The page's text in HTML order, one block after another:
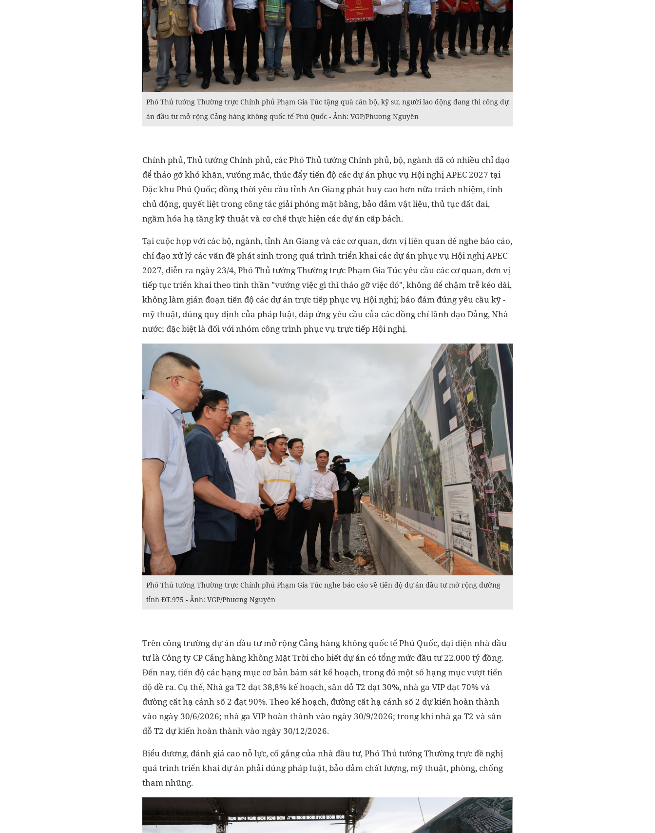
Phó Thủ tướng Thường trực Chính phủ Phạm Gia Túc tặng quà cán bộ, kỹ sư, người lao động đang thi công dự
án đầu tư mở rộng Cảng hàng không quốc tế Phú Quốc - Ảnh: VGP/Phương Nguyên
Chính phủ, Thủ tướng Chính phủ, các Phó Thủ tướng Chính phủ, bộ, ngành đã có nhiều chỉ đạo
để tháo gỡ khó khăn, vướng mắc, thúc đẩy tiến độ các dự án phục vụ Hội nghị APEC 2027 tại
Đặc khu Phú Quốc; đồng thời yêu cầu tỉnh An Giang phát huy cao hơn nữa trách nhiệm, tính
chủ động, quyết liệt trong công tác giải phóng mặt bằng, bảo đảm vật liệu, thủ tục đất đai,
ngầm hóa hạ tầng kỹ thuật và cơ chế thực hiện các dự án cấp bách.
Tại cuộc họp với các bộ, ngành, tỉnh An Giang và các cơ quan, đơn vị liên quan để nghe báo cáo,
chỉ đạo xử lý các vấn đề phát sinh trong quá trình triển khai các dự án phục vụ Hội nghị APEC
2027, diễn ra ngày 23/4, Phó Thủ tướng Thường trực Phạm Gia Túc yêu cầu các cơ quan, đơn vị
tiếp tục triển khai theo tinh thần "vướng việc gì thì tháo gỡ việc đó", không để chậm trễ kéo dài,
không làm gián đoạn tiến độ các dự án trực tiếp phục vụ Hội nghị; bảo đảm đúng yêu cầu kỹ -
mỹ thuật, đúng quy định của pháp luật, đáp ứng yêu cầu của các đồng chí lãnh đạo Đảng, Nhà
nước; đặc biệt là đối với nhóm công trình phục vụ trực tiếp Hội nghị.
Phó Thủ tướng Thường trực Chính phủ Phạm Gia Túc nghe báo cáo về tiến độ dự án đầu tư mở rộng đường
tỉnh ĐT.975 - Ảnh: VGP/Phương Nguyên
Trên công trường dự án đầu tư mở rộng Cảng hàng không quốc tế Phú Quốc, đại diện nhà đầu
tư là Công ty CP Cảng hàng không Mặt Trời cho biết dự án có tổng mức đầu tư 22.000 tỷ đồng.
Đến nay, tiến độ các hạng mục cơ bản bám sát kế hoạch, trong đó một số hạng mục vượt tiến
độ đề ra. Cụ thể, Nhà ga T2 đạt 38,8% kế hoạch, sân đỗ T2 đạt 30%, nhà ga VIP đạt 70% và
đường cất hạ cánh số 2 đạt 90%. Theo kế hoạch, đường cất hạ cánh số 2 dự kiến hoàn thành
vào ngày 30/6/2026; nhà ga VIP hoàn thành vào ngày 30/9/2026; trong khi nhà ga T2 và sân
đỗ T2 dự kiến hoàn thành vào ngày 30/12/2026.
Biểu dương, đánh giá cao nỗ lực, cố gắng của nhà đầu tư, Phó Thủ tướng Thường trực đề nghị
quá trình triển khai dự án phải đúng pháp luật, bảo đảm chất lượng, mỹ thuật, phòng, chống
tham nhũng.